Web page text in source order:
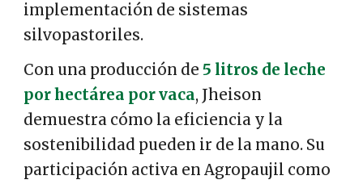
implementación de sistemas
silvopastoriles.
Con una producción de 5 litros de leche
por hectárea por vaca, Jheison
demuestra cómo la eficiencia y la
sostenibilidad pueden ir de la mano. Su
participación activa en Agropaujil como